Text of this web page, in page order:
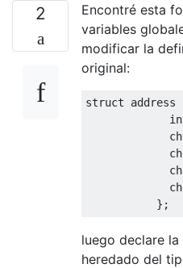
2
Encontré esta
variables
modificar la
original:
struct address
};
luego declare
heredado del